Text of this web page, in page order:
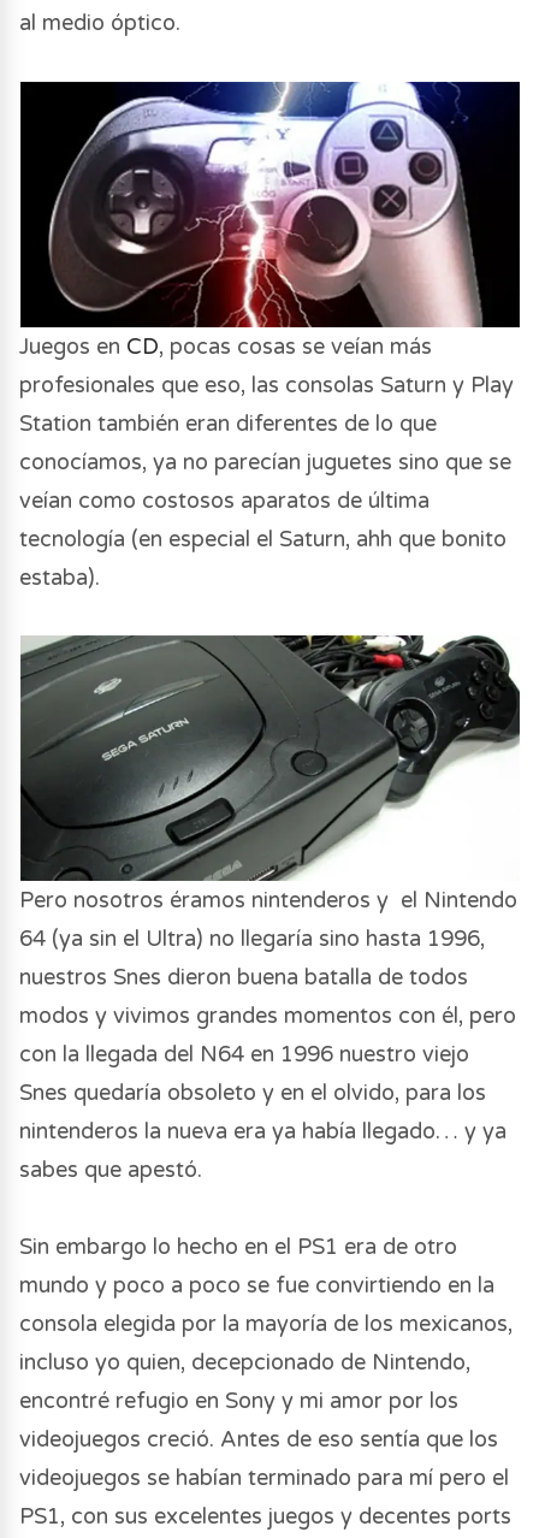
al medio óptico.
Juegos en CD, pocas cosas se veían más
profesionales que eso, las consolas Saturn y Play
Station también eran diferentes de lo que
conocíamos, ya no parecían juguetes sino que se
veían como costosos aparatos de última
tecnología (en especial el Saturn, ahh que bonito
estaba).
Pero nosotros éramos nintenderos y el Nintendo
64 (ya sin el Ultra) no llegaría sino hasta 1996,
nuestros Snes dieron buena batalla de todos
modos y vivimos grandes momentos con él, pero
con la llegada del N64 en 1996 nuestro viejo
Snes quedaría obsoleto y en el olvido, para los
nintenderos la nueva era ya había llegado… y ya
sabes que apestó.
Sin embargo lo hecho en el PS1 era de otro
mundo y poco a poco se fue convirtiendo en la
consola elegida por la mayoría de los mexicanos,
incluso yo quien, decepcionado de Nintendo,
encontré refugio en Sony y mi amor por los
videojuegos creció. Antes de eso sentía que los
videojuegos se habían terminado para mí pero el
PS1, con sus excelentes juegos y decentes ports